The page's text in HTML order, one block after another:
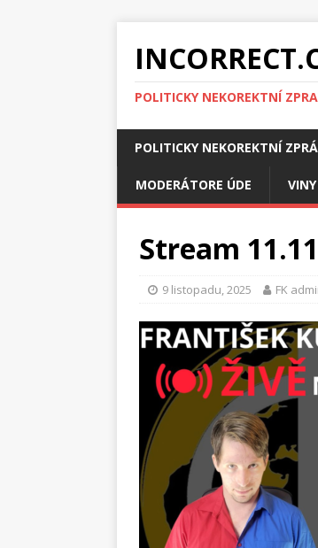
POLITICKY NEKOREKTNÍ
POLITICKY NEKOREKTNÍ
MODERÁTORE ÚDE
Stream
9 listopadu, 2025 FK